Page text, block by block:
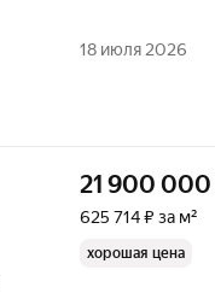
18 июля 2026
21 900 000
625 714 ₽ за м²
хорошая цена